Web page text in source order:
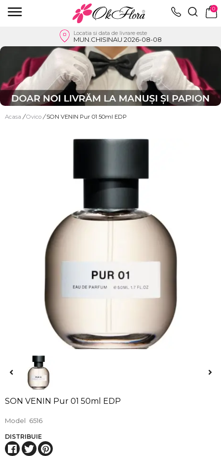
0
Locatia si data de livrare este
MUN.CHISINAU 2026-08-08
Acasa / Ovico / SON VENIN Pur 01 50ml EDP
SON VENIN Pur 01 50ml EDP
Model 6516
DISTRIBUIE